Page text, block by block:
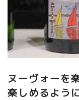
ヌーヴォーを
楽しめるよう